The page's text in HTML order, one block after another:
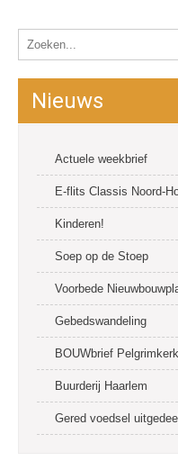
Nieuws
Actuele weekbrief
E-flits Classis Noord-
Kinderen!
Soep op de Stoep
Voorbede
Gebedswandeling
BOUWbrief Pelgrimkerk
Buurderij Haarlem
Gered voedsel